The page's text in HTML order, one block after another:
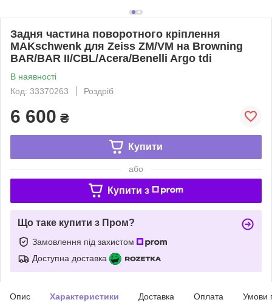
Задня частина поворотного кріплення
MAKschwenk для Zeiss ZM/VM на Browning
BAR/BAR II/CBL/Acera/Benelli Argo tdi
В наявності
Код: 33370263
Роздріб
6 600 ₴
Купити
або
Купити з
Що таке купити з Пром?
Замовлення під захистом
Доступна доставка
Опис Характеристики Доставка Оплата Умови